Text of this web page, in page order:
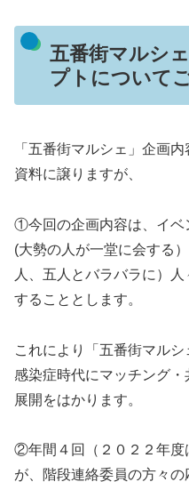
五番街マルシ
プトについて
「五番街マルシェ」企画
資料に譲りますが、
①今回の企画内容は、イベ
(大勢の人が一堂に会する）
人、五人とバラバラに）人
することとします。
これにより「五番街マル
感染症時代にマッチング
展開をはかります。
②年間４回（２０２２年度
が、階段連絡委員の方々